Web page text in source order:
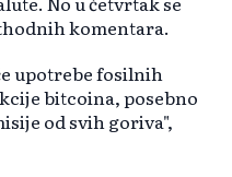
komentara.
upotrebe fosilnih
bitcoina, posebno
od svih goriva",